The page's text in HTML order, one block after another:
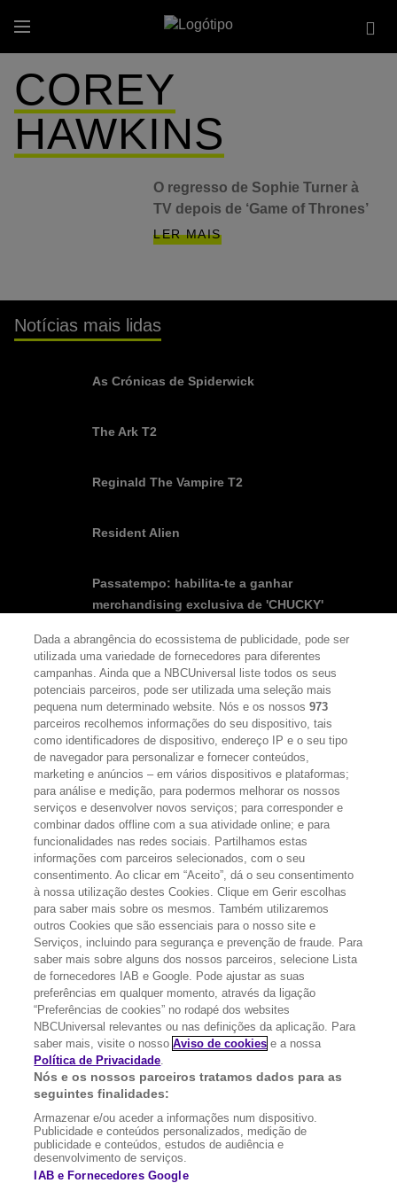
para
o
conteúdo
principal
Menu
COREY
HAWKINS
O regresso de Sophie Turner à
TV depois de ‘Game of Thrones’
LER MAIS
Notícias mais lidas
As Crónicas de Spiderwick
The Ark T2
Reginald The Vampire T2
Resident Alien
Passatempo: habilita-te a ganhar
merchandising exclusiva de 'CHUCKY'
SEGUE-NOS
FACEBOOK
TWITTER
YOUTUBEINSTAGRAM
LINKS ÚTEIS
Escolhas de Anúncios
Política de privacidade
Sobre nós
Termos E Condições
FILMES
UMA DIVISÃO DA
NBCUNIVERSAL
Contact us by email: contact.SYFYPortugal@ncbuni.com
NBC Universal Global Networks España S.L.U. is wholly owned
by Universal Studios International BV
NBC Universal Global Networks, S.L.U. Paseo de la Castellana,
95. Planta 10 Edificio Torre Europa 28046 Madrid B-82227893
Dada a abrangência do ecossistema de publicidade, pode ser
utilizada uma variedade de fornecedores para diferentes
campanhas. Ainda que a NBCUniversal liste todos os seus
potenciais parceiros, pode ser utilizada uma seleção mais
pequena num determinado website. Nós e os nossos973
parceiros recolhemos informações do seu dispositivo, tais
como identificadores de dispositivo, endereço IP e o seu tipo
de navegador para personalizar e fornecer conteúdos,
marketing e anúncios – em vários dispositivos e plataformas;
para análise e medição, para podermos melhorar os nossos
serviços e desenvolver novos serviços; para corresponder e
combinar dados offline com a sua atividade online; e para
funcionalidades nas redes sociais. Partilhamos estas
informações com parceiros selecionados, com o seu
consentimento. Ao clicar em “Aceito”, dá o seu consentimento
à nossa utilização destes Cookies. Clique em Gerir escolhas
para saber mais sobre os mesmos. Também utilizaremos
outros Cookies que são essenciais para o nosso site e
Serviços, incluindo para segurança e prevenção de fraude. Para
saber mais sobre alguns dos nossos parceiros, selecione Lista
de fornecedores IAB e Google. Pode ajustar as suas
preferências em qualquer momento, através da ligação
“Preferências de cookies” no rodapé dos websites
NBCUniversal relevantes ou nas definições da aplicação. Para
saber mais, visite o nossoAviso de cookies e a nossa
Política de Privacidade.
Nós e os nossos parceiros tratamos dados para as
seguintes finalidades:
Armazenar e/ou aceder a informações num dispositivo.
Publicidade e conteúdos personalizados, medição de
publicidade e conteúdos, estudos de audiência e
desenvolvimento de serviços.
IAB e Fornecedores Google